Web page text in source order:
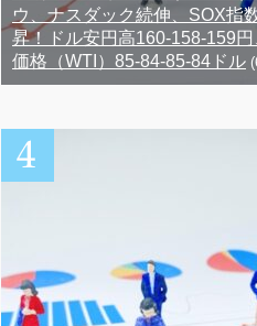
ウ、ナスダック続伸、SOX指
昇！ドル安円高160-158-159円
価格（WTI）85-84-85-84ドル